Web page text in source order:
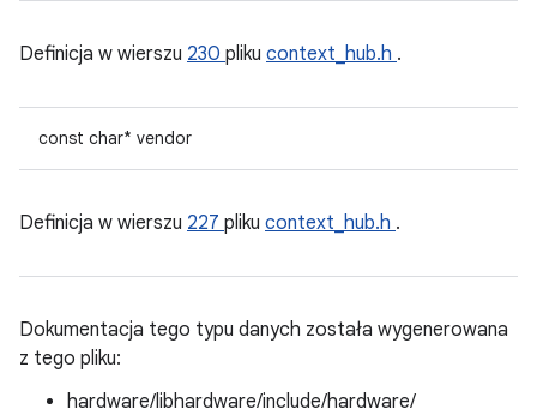
Definicja w wierszu 230 pliku context_hub.h .
const char* vendor
Definicja w wierszu 227 pliku context_hub.h .
Dokumentacja tego typu danych została wygenerowana
z tego pliku:
hardware/libhardware/include/hardware/